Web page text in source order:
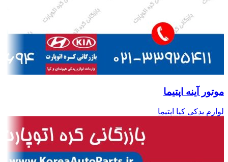
موتور آینه اپتیما
لوازم یدکی کیا اپتیما